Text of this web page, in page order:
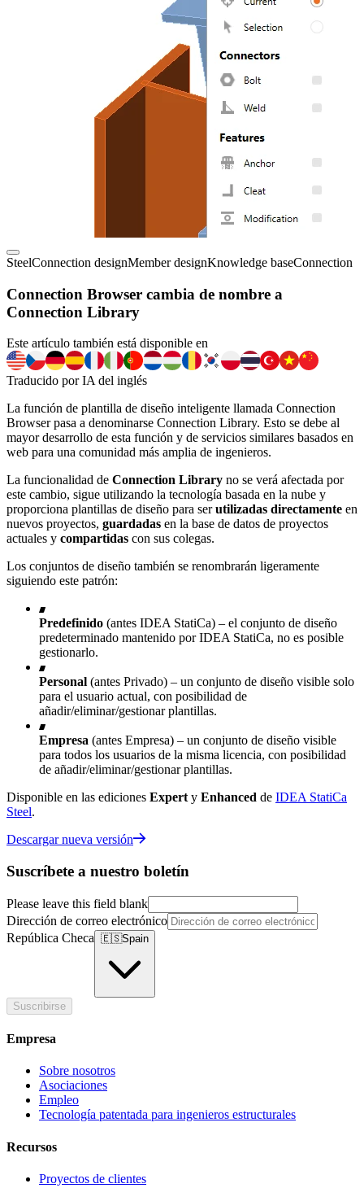
SteelConnection designMember designKnowledge baseConnection
Connection Browser cambia de nombre a
Connection Library
Este artículo también está disponible en
Traducido por IA del inglés
La función de plantilla de diseño inteligente llamada Connection
Browser pasa a denominarse Connection Library. Esto se debe al
mayor desarrollo de esta función y de servicios similares basados en
web para una comunidad más amplia de ingenieros.
La funcionalidad de Connection Library no se verá afectada por
este cambio, sigue utilizando la tecnología basada en la nube y
proporciona plantillas de diseño para serutilizadas directamente en
nuevos proyectos, guardadas en la base de datos de proyectos
actuales y compartidas con sus colegas.
Los conjuntos de diseño también se renombrarán ligeramente
siguiendo este patrón:
Predefinido (antes IDEA StatiCa) – el conjunto de diseño
predeterminado mantenido por IDEA StatiCa, no es posible
gestionarlo.
Personal (antes Privado) – un conjunto de diseño visible solo
para el usuario actual, con posibilidad de
añadir/eliminar/gestionar plantillas.
Empresa (antes Empresa) – un conjunto de diseño visible
para todos los usuarios de la misma licencia, con posibilidad
de añadir/eliminar/gestionar plantillas.
Disponible en las ediciones Experty Enhanced de IDEA StatiCa
Steel.
Descargar nueva versión
Suscríbete a nuestro boletín
Please leave this field blank
Dirección de correo electrónico
República Checa 🇪🇸Spain
Suscribirse
Empresa
Sobre nosotros
Asociaciones
Empleo
Tecnología patentada para ingenieros estructurales
Recursos
Proyectos de clientes